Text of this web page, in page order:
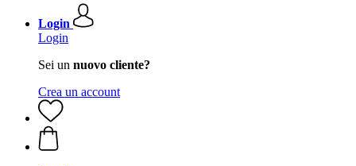
Login
Login
Sei un nuovo cliente?
Crea un account